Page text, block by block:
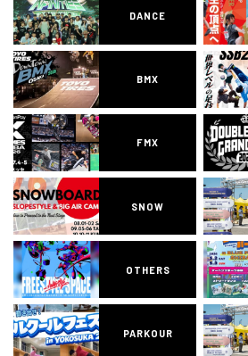
DANCE
BMX
FMX
SNOW
OTHERS
PARKOUR